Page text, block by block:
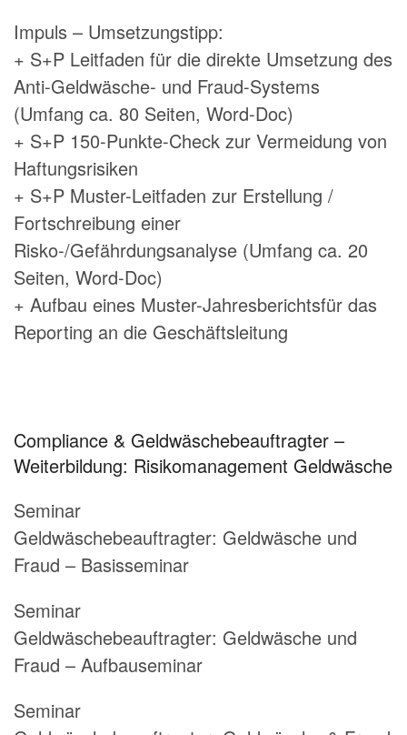
Impuls – Umsetzungstipp:
+ S+P Leitfaden für die direkte Umsetzung des
Anti-Geldwäsche- und Fraud-Systems
(Umfang ca. 80 Seiten, Word-Doc)
+ S+P 150-Punkte-Check zur Vermeidung von
Haftungsrisiken
+ S+P Muster-Leitfaden zur Erstellung /
Fortschreibung einer
Risko-/Gefährdungsanalyse (Umfang ca. 20
Seiten, Word-Doc)
+ Aufbau eines Muster-Jahresberichtsfür das
Reporting an die Geschäftsleitung
Compliance & Geldwäschebeauftragter –
Weiterbildung: Risikomanagement Geldwäsche
Seminar
Geldwäschebeauftragter: Geldwäsche und
Fraud – Basisseminar
Seminar
Geldwäschebeauftragter: Geldwäsche und
Fraud – Aufbauseminar
Seminar